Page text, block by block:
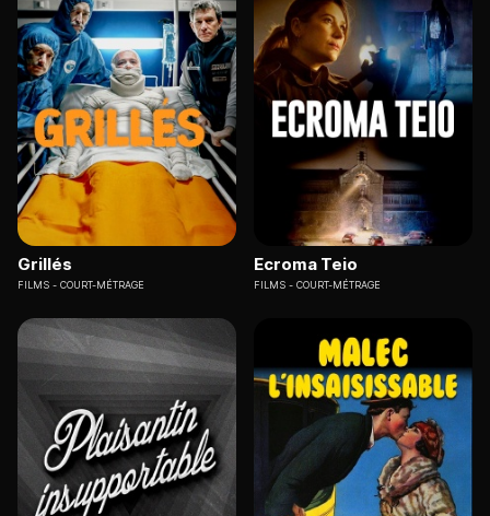
Grillés
FILMS COURT-MÉTRAGE
Ecroma Teio
FILMS COURT-MÉTRAGE